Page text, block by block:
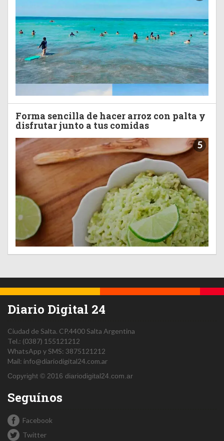
Forma sencilla de hacer arroz con palta y
disfrutar junto a tus comidas
5
Diario Digital 24
Ciudad de Salta. CP.4400Salta Argentina
Tel.: (0387) 155121212
WhatsApp y SMS: 3875121212
Mail: info@diariodigital24.com.ar
Copyright © 2016 diariodigital24.com.ar
Seguínos
Facebook
Twitter